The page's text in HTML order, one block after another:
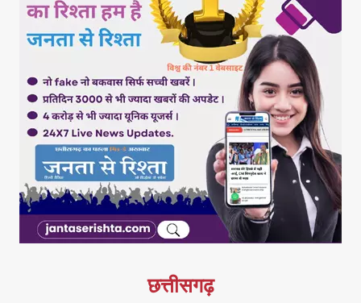
छत्तीसगढ़